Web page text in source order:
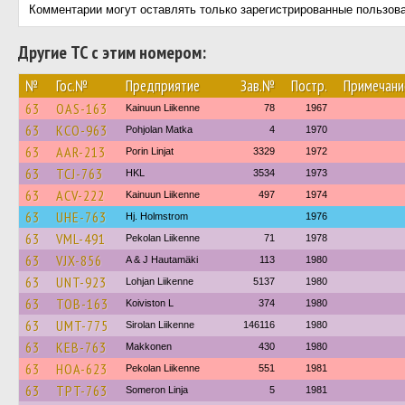
Комментарии могут оставлять только зарегистрированные
Другие ТС с этим номером:
№ Гос.№ Предприятие Зав.№ Постр.
63 OAS-163 Kainuun Liikenne 78 1967
63 KCO-963 Pohjolan Matka 4 1970
63 AAR-213 Porin Linjat 3329 1972
63 TCJ-763 HKL 3534 1973
63 ACV-222 Kainuun Liikenne 497 1974
63 UHE-763 Hj. Holmstrom 1976
63 VML-491 Pekolan Liikenne 71 1978
63 VJX-856 A & J Hautamäki 113 1980
63 UNT-923 Lohjan Liikenne 5137 1980
63 TOB-163 Koiviston L 374 1980
63 UMT-775 Sirolan Liikenne 146116 1980
63 KEB-763 Makkonen 430 1980
63 HOA-623 Pekolan Liikenne 551 1981
63 TPT-763 Someron Linja 5 1981